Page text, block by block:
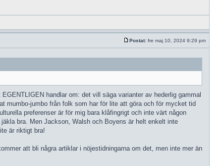
Postat: fre maj 10, 2024 9:29 pm
handlar om: det vill säga varianter av hederlig gammal
mumbo-jumbo från folk som har för lite att göra och för mycket tid
preferenser är för mig bara klåfingrigt och inte värt någon
bra. Men Jackson, Walsh och Boyens är helt enkelt inte
är riktigt bra!
att bli några artiklar i nöjestidningarna om det, men inte mer än